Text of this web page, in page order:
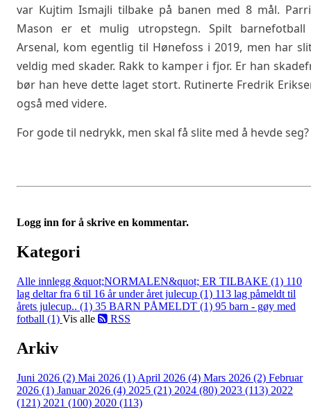
var Kujtim Ismajli tilbake på banen med 8 mål.
Mason er et mulig utropstegn. Spilt
Arsenal, kom egentlig til Hønefoss i 2019, men har
veldig med skader. Rakk to kamper i fjor. Er han
bør han heve dette laget stort. Rutinerte Fredrik
også med videre.
For gode til nedrykk, men skal få slite med å hevde seg?
Logg inn for å skrive en kommentar.
Kategori
Alle innlegg &quot;NORMALEN&quot; ER TILBAKE (1) 110
lag deltar fra 6 til 16 år under året julecup (1) 113 lag påmeldt til
årets julecup.. (1) 35 BARN PÅMELDT (1) 95 barn - gøy med
fotball (1) Vis alle RSS
Arkiv
Juni 2026 (2) Mai 2026 (1) April 2026 (4) Mars 2026 (2) Februar
2026 (1) Januar 2026 (4) 2025 (21) 2024 (80) 2023 (113) 2022
(121) 2021 (100) 2020 (113)